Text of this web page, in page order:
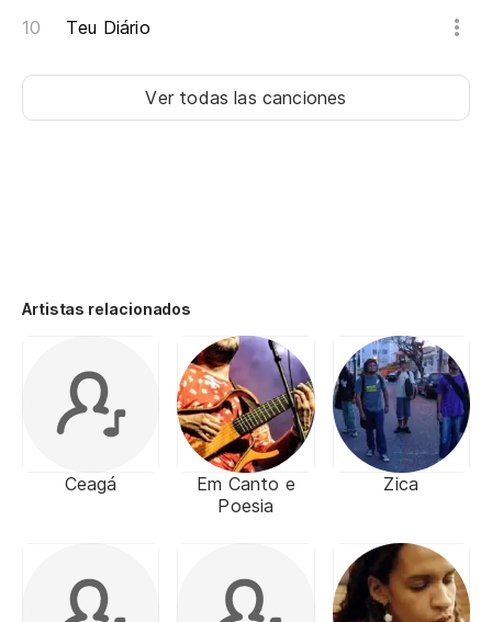
Teu Diário
Ver todas las canciones
Artistas relacionados
Ceagá
Em Canto e
Poesia
Zica